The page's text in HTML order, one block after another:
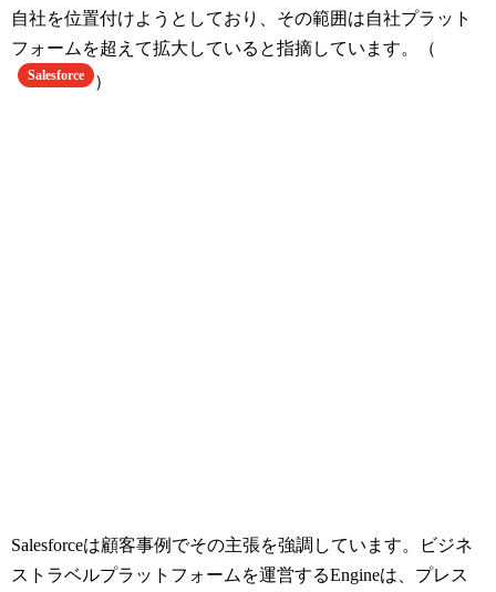
自社を位置付けようとしており、その範囲は自社プラット
フォームを超えて拡大していると指摘しています。（
Salesforce ）
Salesforceは顧客事例でその主張を強調しています。ビジネ
ストラベルプラットフォームを運営するEngineは、プレス